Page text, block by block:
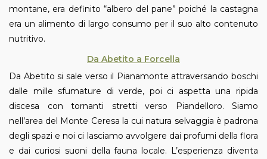
montane, era definito “albero del pane” poiché la castagna
era un alimento di largo consumo per il suo alto contenuto
nutritivo.
Da Abetito a Forcella
Da Abetito si sale verso il Pianamonte attraversando boschi
dalle mille sfumature di verde, poi ci aspetta una ripida
discesa con tornanti stretti verso Piandelloro. Siamo
nell’area del Monte Ceresa la cui natura selvaggia è padrona
degli spazi e noi ci lasciamo avvolgere dai profumi della flora
e dai curiosi suoni della fauna locale. L’esperienza diventa